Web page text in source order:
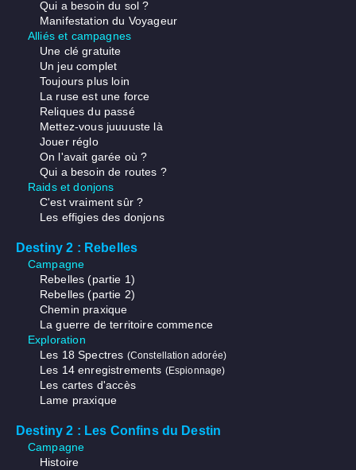
Qui a besoin du sol ?
Manifestation du Voyageur
Alliés et campagnes
Une clé gratuite
Un jeu complet
Toujours plus loin
La ruse est une force
Reliques du passé
Mettez-vous juuuuste là
Jouer réglo
On l'avait garée où ?
Qui a besoin de routes ?
Raids et donjons
C'est vraiment sûr ?
Les effigies des donjons
Destiny 2 : Rebelles
Campagne
Rebelles (partie 1)
Rebelles (partie 2)
Chemin praxique
La guerre de territoire commence
Exploration
Les 18 Spectres (Constellation adorée)
Les 14 enregistrements (Espionnage)
Les cartes d'accès
Lame praxique
Destiny 2 : Les Confins du Destin
Campagne
Histoire